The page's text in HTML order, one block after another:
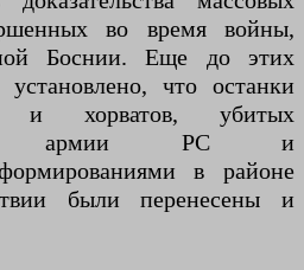
во время войны,
Боснии. Еще до этих
что останки
и хорватов, убитых
армии РС и
в районе
были перенесены и